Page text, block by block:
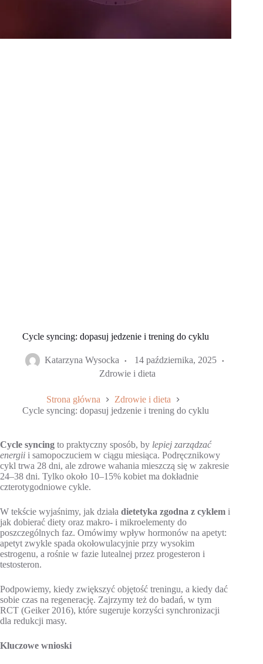
Cycle syncing: dopasuj jedzenie i trening do cyklu
Katarzyna Wysocka
14 października, 2025
Zdrowie i dieta
Strona główna
Zdrowie i dieta
Cycle syncing: dopasuj jedzenie i trening do cyklu
Cycle syncing to praktyczny sposób, by lepiej zarządzać
energii i samopoczuciem w ciągu miesiąca. Podręcznikowy
cykl trwa 28 dni, ale zdrowe wahania mieszczą się w zakresie
24–38 dni. Tylko około 10–15% kobiet ma dokładnie
czterotygodniowe cykle.
W tekście wyjaśnimy, jak działa dietetyka zgodna z cyklem i
jak dobierać diety oraz makro- i mikroelementy do
poszczególnych faz. Omówimy wpływ hormonów na apetyt:
apetyt zwykle spada okołowulacyjnie przy wysokim
estrogenu, a rośnie w fazie lutealnej przez progesteron i
testosteron.
Podpowiemy, kiedy zwiększyć objętość treningu, a kiedy dać
sobie czas na regenerację. Zajrzymy też do badań, w tym
RCT (Geiker 2016), które sugeruje korzyści synchronizacji
dla redukcji masy.
Kluczowe wnioski